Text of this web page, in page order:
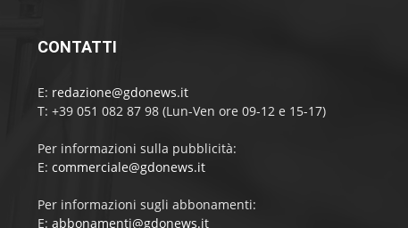
CONTATTI
E: redazione@gdonews.it
T: +39 051 082 87 98 (Lun-Ven ore 09-12 e 15-17)
Per informazioni sulla pubblicità:
E: commerciale@gdonews.it
Per informazioni sugli abbonamenti:
E: abbonamenti@gdonews.it